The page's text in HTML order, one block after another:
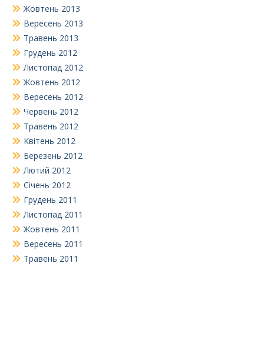
Жовтень 2013
Вересень 2013
Травень 2013
Грудень 2012
Листопад 2012
Жовтень 2012
Вересень 2012
Червень 2012
Травень 2012
Квітень 2012
Березень 2012
Лютий 2012
Січень 2012
Грудень 2011
Листопад 2011
Жовтень 2011
Вересень 2011
Травень 2011